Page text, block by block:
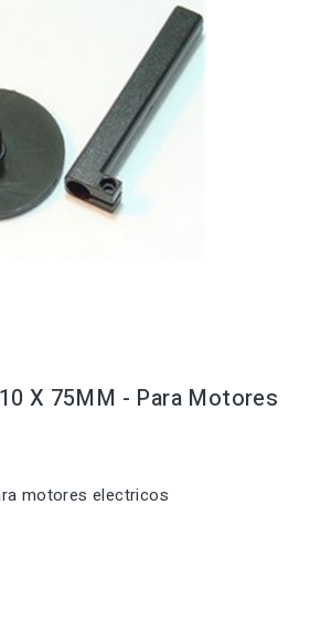
X 75MM - Para Motores
motores electricos